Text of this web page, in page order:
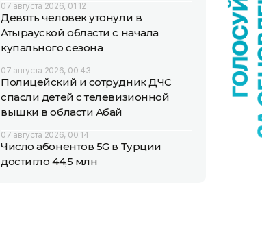
07 августа 2026, 01:12
Девять человек утонули в
Атырауской области с начала
купального сезона
07 августа 2026, 00:43
Полицейский и сотрудник ДЧС
спасли детей с телевизионной
вышки в области Абай
07 августа 2026, 00:14
Число абонентов 5G в Турции
достигло 44,5 млн